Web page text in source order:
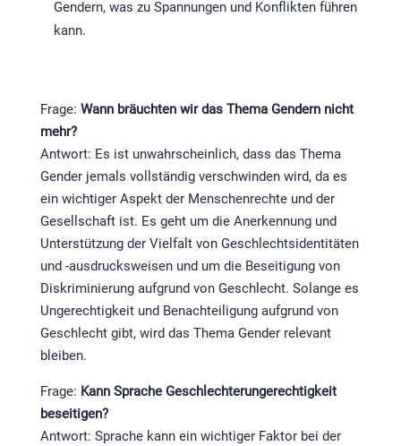
Gendern, was zu Spannungen und Konflikten führen
kann.
Frage: Wann bräuchten wir das Thema Gendern nicht
mehr?
Antwort: Es ist unwahrscheinlich, dass das Thema
Gender jemals vollständig verschwinden wird, da es
ein wichtiger Aspekt der Menschenrechte und der
Gesellschaft ist. Es geht um die Anerkennung und
Unterstützung der Vielfalt von Geschlechtsidentitäten
und -ausdrucksweisen und um die Beseitigung von
Diskriminierung aufgrund von Geschlecht. Solange es
Ungerechtigkeit und Benachteiligung aufgrund von
Geschlecht gibt, wird das Thema Gender relevant
bleiben.
Frage: Kann Sprache Geschlechterungerechtigkeit
beseitigen?
Antwort: Sprache kann ein wichtiger Faktor bei der